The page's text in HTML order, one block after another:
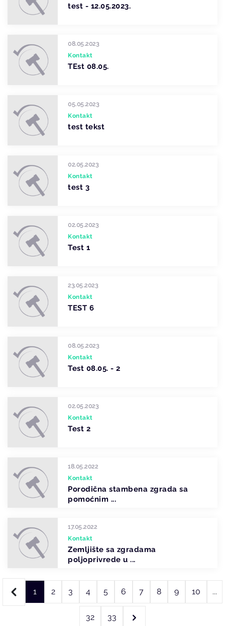
test - 12.05.2023.
08.05.2023
Kontakt
TEst 08.05.
05.05.2023
Kontakt
test tekst
02.05.2023
Kontakt
test 3
02.05.2023
Kontakt
Test 1
23.05.2023
Kontakt
TEST 6
08.05.2023
Kontakt
Test 08.05. - 2
02.05.2023
Kontakt
Test 2
18.05.2022
Kontakt
Porodična stambena zgrada sa
pomoćnim ...
17.05.2022
Kontakt
Zemljište sa zgradama
poljoprivrede u ...
1 2 3 4 5 6 7 8 9 10 ...
32 33